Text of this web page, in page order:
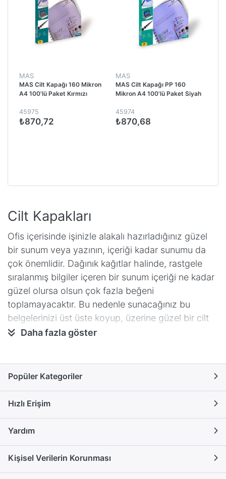
MAS
MAS Cilt Kapağı 160 Mikron
A4 100'lü Paket Kırmızı
45975
₺870,72
MAS
MAS Cilt Kapağı PP 160
Mikron A4 100'lü Paket Siyah
45974
₺870,68
Cilt Kapakları
Ofis içerisinde işinizle alakalı hazırladığınız güzel
bir sunum veya yazının, içeriği kadar sunumu da
çok önemlidir. Dağınık kağıtlar halinde, rastgele
sıralanmış bilgiler içeren bir sunum içeriği ne kadar
güzel olursa olsun çok fazla beğeni
toplamayacaktır. Bu nedenle sunacağınız bu
belgelerinizi üst üste koyup, üzerine güzel bir cilt
kapağı yerleştirip,Spiral veya Üçgen Profillerle
yapılma ciltlerin su geçirmeyen yapıları sayesinde
Dayanıklı malzemeden üretilen cilt kapakları
hazırlayabilirsiniz.
Cilt Kapağı Çeşitleri
Daha fazla göster
Popüler Kategoriler
Hızlı Erişim
Yardım
Kişisel Verilerin Korunması